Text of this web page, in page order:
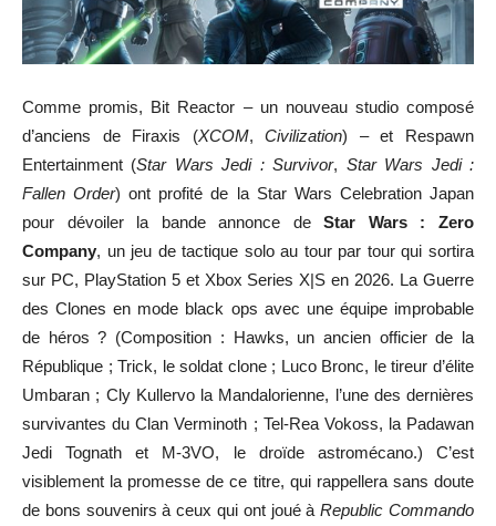
Comme promis, Bit Reactor – un nouveau studio composé
d’anciens de Firaxis (XCOM,Civilization) – et Respawn
Entertainment (Star Wars Jedi : Survivor, Star Wars Jedi :
Fallen Order) ont profité de la Star Wars Celebration Japan
pour dévoiler la bande annonce deStar Wars : Zero
Company, un jeu de tactique solo au tour par tour qui sortira
sur PC, PlayStation 5 et Xbox Series X|S en 2026. La Guerre
des Clones en mode black ops avec une équipe improbable
de héros ? (Composition : Hawks, un ancien officier de la
République ; Trick, le soldat clone ; Luco Bronc, le tireur d’élite
Umbaran ; Cly Kullervo la Mandalorienne, l’une des dernières
survivantes du Clan Verminoth ; Tel-Rea Vokoss, la Padawan
Jedi Tognath et M-3VO, le droïde astromécano.) C’est
visiblement la promesse de ce titre, qui rappellera sans doute
de bons souvenirs à ceux qui ont joué àRepublic Commando